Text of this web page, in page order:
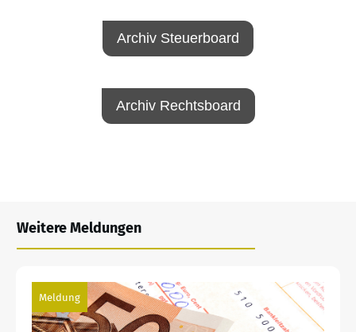
Archiv Steuerboard
Archiv Rechtsboard
Weitere Meldungen
Meldung